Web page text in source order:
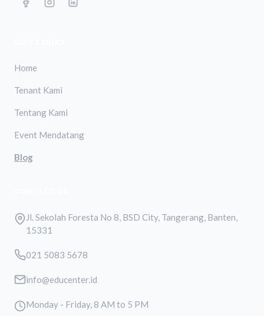
Home
Tenant Kami
Tentang Kami
Event Mendatang
Blog
Jl. Sekolah Foresta No 8, BSD City, Tangerang, Banten,
15331
021 5083 5678
info@educenter.id
Monday - Friday, 8 AM to 5 PM